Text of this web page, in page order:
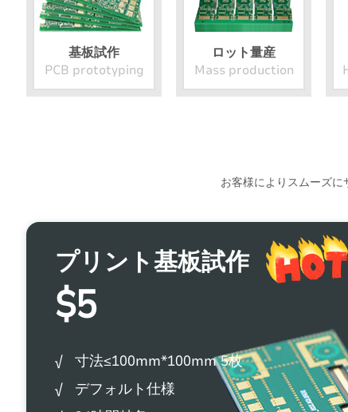
基板試作
PCB prototyping
ロット量産
Mass production
お客様によりスムーズに
プリント基板試作
$5
√ 寸法≤100mm*100mm 5枚
√ デフォルト仕様